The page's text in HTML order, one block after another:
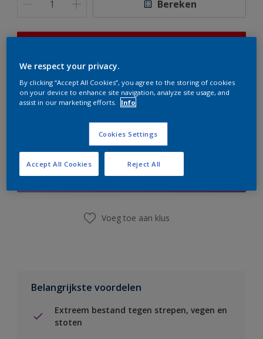
Bereken
er hard aan om de voorraad aan te vullen.
Boodschappenlijst
Vind een winkel
Voeg toe aan klus
Belangrijkste voordelen
Extreem bestand tegen strepen, vegen en
stoten
We respect your privacy.
By clicking “Accept All Cookies”, you agree to the storing of cookies
on your device to enhance site navigation, analyze site usage, and
assist in our marketing efforts.
Info
Cookies Settings
Reject All
Accept All Cookies